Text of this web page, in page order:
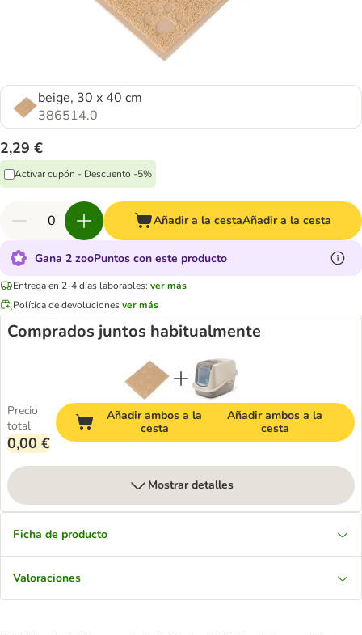
beige, 30 x 40 cm
386514.0
2,29 €
Activar cupón - Descuento -5%
Añadir a la cestaAñadir a la cesta
Gana 2 zooPuntos con este producto
Entrega en 2-4 días laborables: ver más
Política de devolucionesver más
Comprados juntos habitualmente
Precio
total
0,00 €
Añadir ambos a la
cesta
Añadir ambos a la
cesta
Mostrar detalles
Ficha de producto
Valoraciones